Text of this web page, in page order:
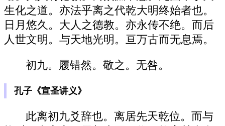
生化之道。亦法乎离之代乾大明终始者也。
日月悠久。大人之德教。亦永传不绝。而后
人世文明。与天地光明。亘万古而无息焉。
初九。履错然。敬之。无咎。
孔子《宣圣讲义》
此离初九爻辞也。离居先天乾位。而与